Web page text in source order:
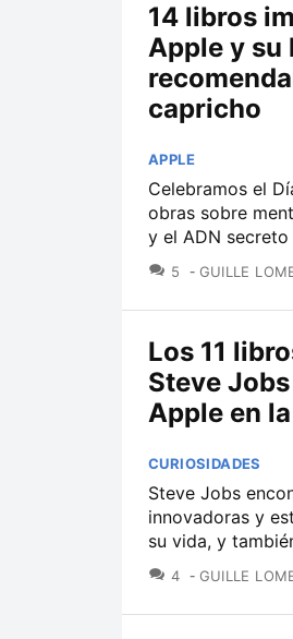
14 libros
Apple y su
capricho
APPLE
Celebramos el
obras sobre
y el ADN
5
COMENTARIOS
GUILLE
Los 11
Steve
Apple en
CURIOSIDADES
Steve Jobs
innovadoras y
su vida, y
4 COMENTARIOS
GUILLE